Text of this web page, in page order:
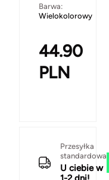
Barwa:
Wielokolorowy
44.90
PLN
Przesyłka
standardowa
U ciebie w